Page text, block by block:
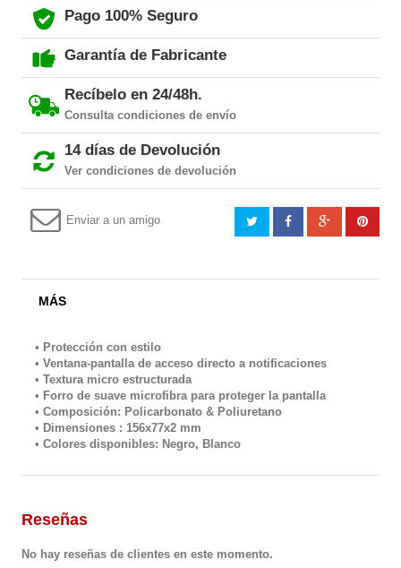
Pago 100% Seguro
Garantía de Fabricante
Recíbelo en 24/48h.
Consulta condiciones de envío
14 días de Devolución
Ver condiciones de devolución
Enviar a un amigo
MÁS
• Protección con estilo
• Ventana-pantalla de acceso directo a notificaciones
• Textura micro estructurada
• Forro de suave microfibra para proteger la pantalla
• Composición: Policarbonato & Poliuretano
• Dimensiones : 156x77x2 mm
• Colores disponibles: Negro, Blanco
Reseñas
No hay reseñas de clientes en este momento.